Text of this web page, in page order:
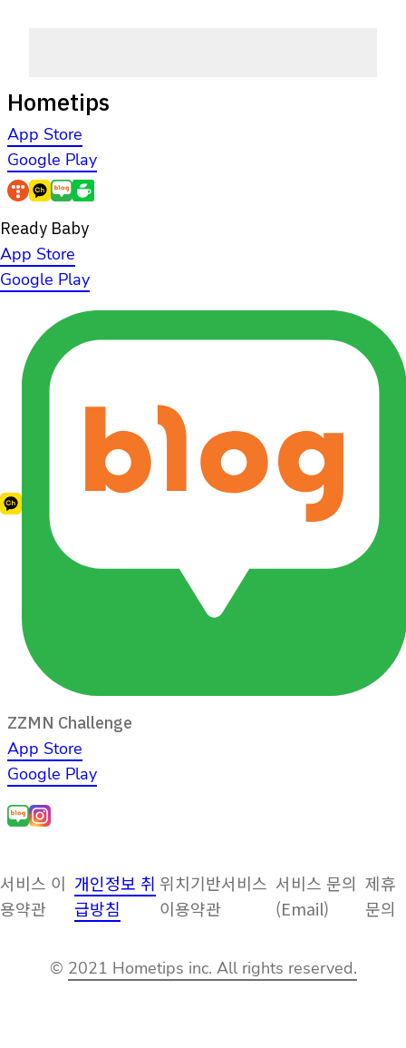
Hometips
App Store
Google Play
Ready Baby
App Store
Google Play
ZZMN Challenge
App Store
Google Play
서비스 이
용약관
개인정보 취
급방침
위치기반서비스
이용약관
서비스 문의
(Email)
제휴
문의
© 2021 Hometips inc. All rights reserved.